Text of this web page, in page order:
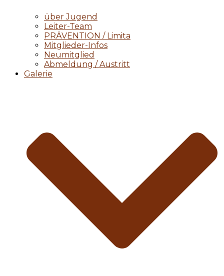
über Jugend
Leiter-Team
PRÄVENTION / Limita
Mitglieder-Infos
Neumitglied
Abmeldung / Austritt
Galerie